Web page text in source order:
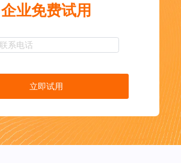
企业免费试用
立即试用